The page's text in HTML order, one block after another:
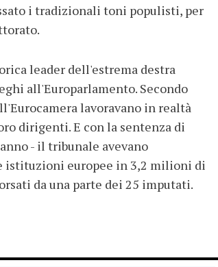
i tradizionali toni populisti, per
leader dell'estrema destra
all'Europarlamento. Secondo
lavoravano in realtà
dirigenti. E con la sentenza di
- il tribunale avevano
istituzioni europee in 3,2 milioni di
da una parte dei 25 imputati.